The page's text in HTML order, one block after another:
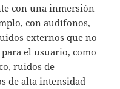
con una inmersión
con audífonos,
externos que no
el usuario, como
ruidos de
de alta intensidad